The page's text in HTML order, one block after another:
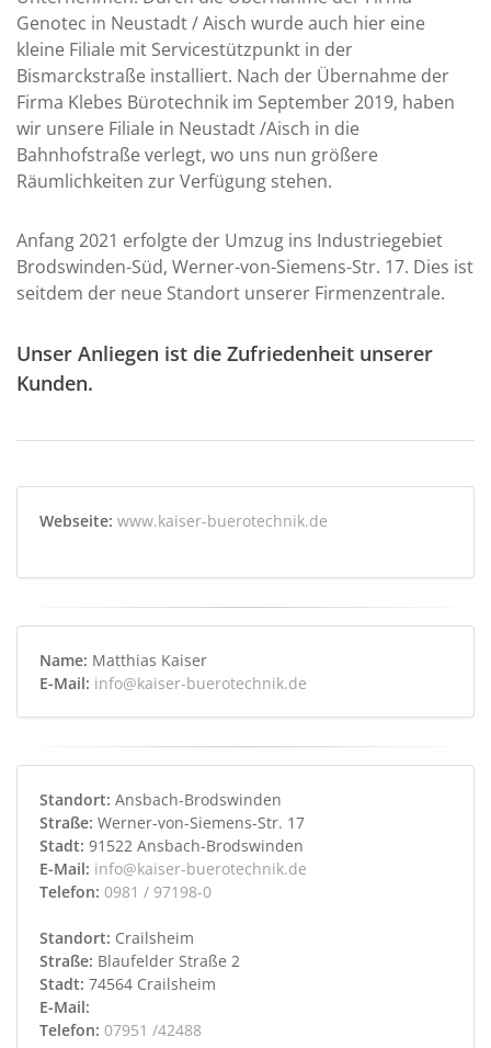
Genotec in Neustadt / Aisch wurde auch hier eine
kleine Filiale mit Servicestützpunkt in der
Bismarckstraße installiert. Nach der Übernahme der
Firma Klebes Bürotechnik im September 2019, haben
wir unsere Filiale in Neustadt /Aisch in die
Bahnhofstraße verlegt, wo uns nun größere
Räumlichkeiten zur Verfügung stehen.
Anfang 2021 erfolgte der Umzug ins Industriegebiet
Brodswinden-Süd, Werner-von-Siemens-Str. 17. Dies ist
seitdem der neue Standort unserer Firmenzentrale.
Unser Anliegen ist die Zufriedenheit unserer
Kunden.
Webseite: www.kaiser-buerotechnik.de
Name: Matthias Kaiser
E-Mail: info@kaiser-buerotechnik.de
Standort: Ansbach-Brodswinden
Straße: Werner-von-Siemens-Str. 17
Stadt: 91522 Ansbach-Brodswinden
E-Mail: info@kaiser-buerotechnik.de
Telefon: 0981 / 97198-0
Standort: Crailsheim
Straße: Blaufelder Straße 2
Stadt: 74564 Crailsheim
E-Mail:
Telefon: 07951 /42488